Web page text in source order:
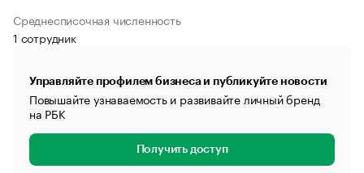
Среднесписочная численность
1 сотрудник
Управляйте профилем бизнеса и публикуйте новости
Повышайте узнаваемость и развивайте личный бренд
на РБК
Получить доступ